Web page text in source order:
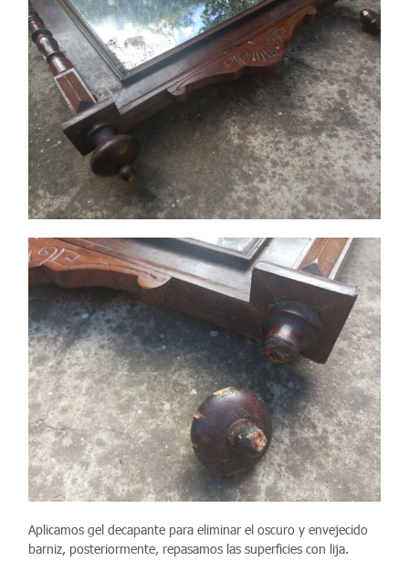
Aplicamos gel decapante para eliminar el oscuro y envejecido
barniz, posteriormente, repasamos las superficies con lija.